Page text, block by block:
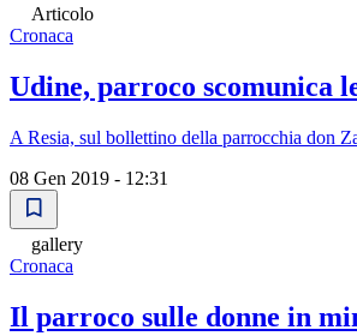
Articolo
Cronaca
Udine, parroco scomunica
A Resia, sul bollettino della parrocchia don
08 Gen 2019 - 12:31
gallery
Cronaca
Il parroco sulle donne in